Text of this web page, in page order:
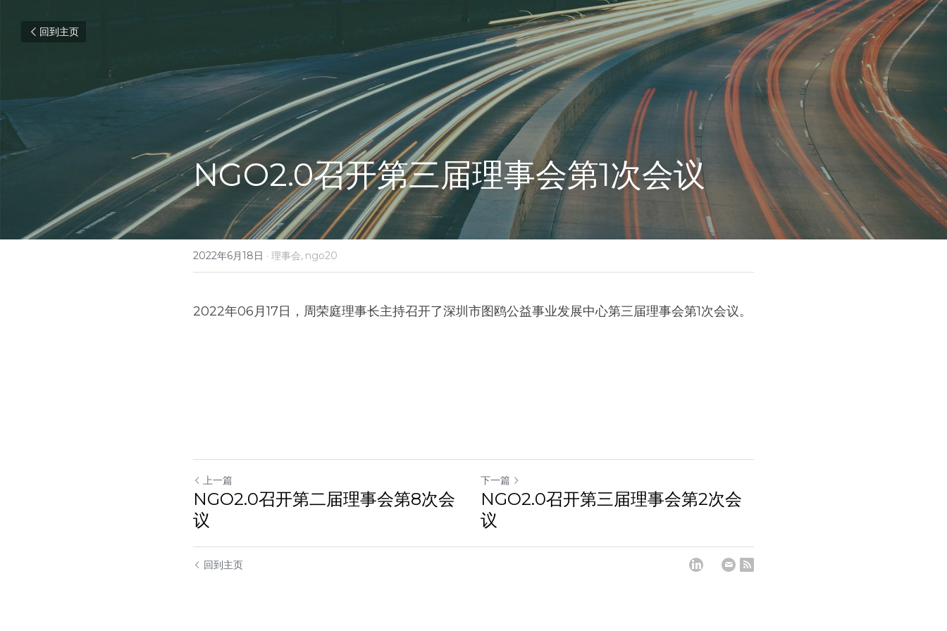
回到主页
NGO2.0召开第三届理事会第1次会议
2022年6月18日 · 理事会, ngo20
2022年06月17日，周荣庭理事长主持召开了深圳市图鸥公益事业发展中心第三届理事会第1次会议。
上一篇
NGO2.0召开第二届理事会第8次会
议
下一篇
NGO2.0召开第三届理事会第2次会
议
回到主页